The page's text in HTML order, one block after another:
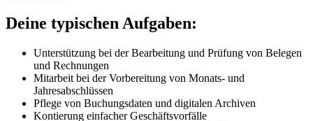
Deine typischen Aufgaben:
Unterstützung bei der Bearbeitung und Prüfung von Belegen
und Rechnungen
Mitarbeit bei der Vorbereitung von Monats- und
Jahresabschlüssen
Pflege von Buchungsdaten und digitalen Archiven
Kontierung einfacher Geschäftsvorfälle